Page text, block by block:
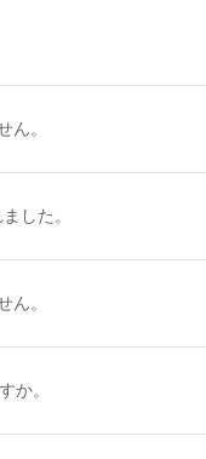
ん。
した。
ん。
か。